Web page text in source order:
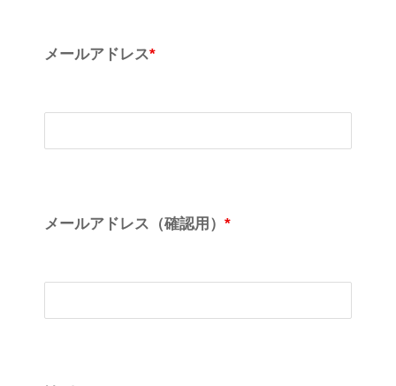
メールアドレス*
メールアドレス（確認用） *